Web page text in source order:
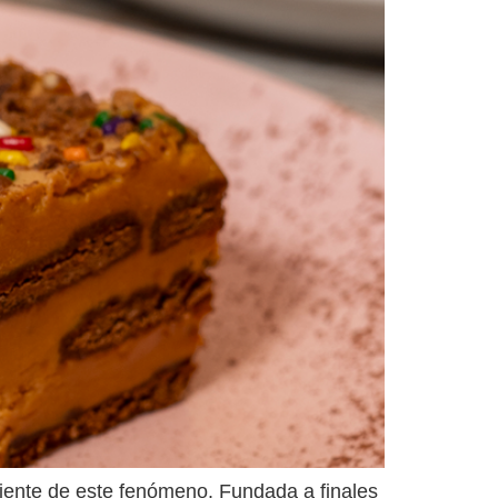
de este fenómeno. Fundada a finales